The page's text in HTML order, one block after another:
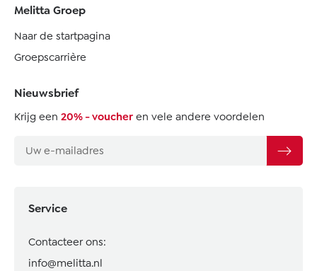
Service
Contacteer ons:
info@melitta.nl
Melitta Groep
Naar de startpagina
Groepscarrière
Nieuwsbrief
Krijg een 20% - voucher en vele andere voordelen